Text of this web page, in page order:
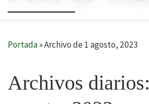
Portada»Archivo de 1 agosto, 2023
Archivos diarios: